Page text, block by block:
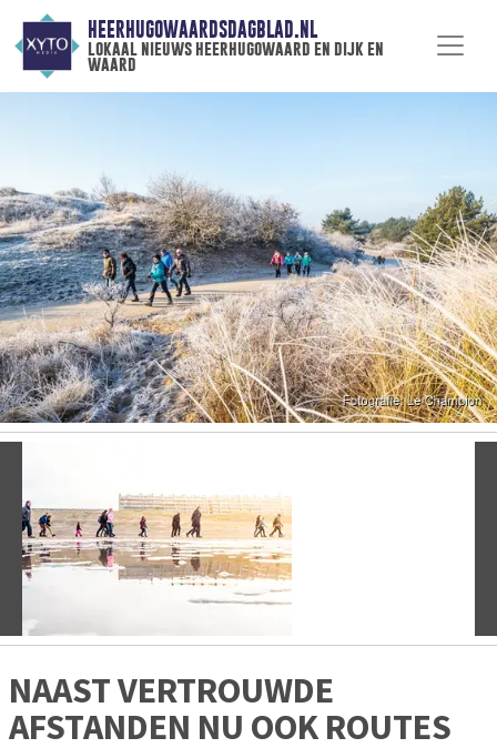
HEERHUGOWAARDSDAGBLAD.NL
lokaal nieuws heerhugowaard en dijk en
waard
Vorige
NAAST VERTROUWDE
AFSTANDEN NU OOK ROUTES